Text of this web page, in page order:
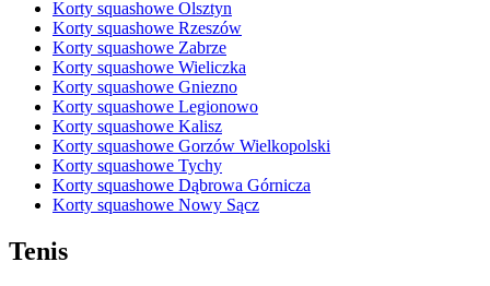
Korty squashowe Olsztyn
Korty squashowe Rzeszów
Korty squashowe Zabrze
Korty squashowe Wieliczka
Korty squashowe Gniezno
Korty squashowe Legionowo
Korty squashowe Kalisz
Korty squashowe Gorzów Wielkopolski
Korty squashowe Tychy
Korty squashowe Dąbrowa Górnicza
Korty squashowe Nowy Sącz
Tenis